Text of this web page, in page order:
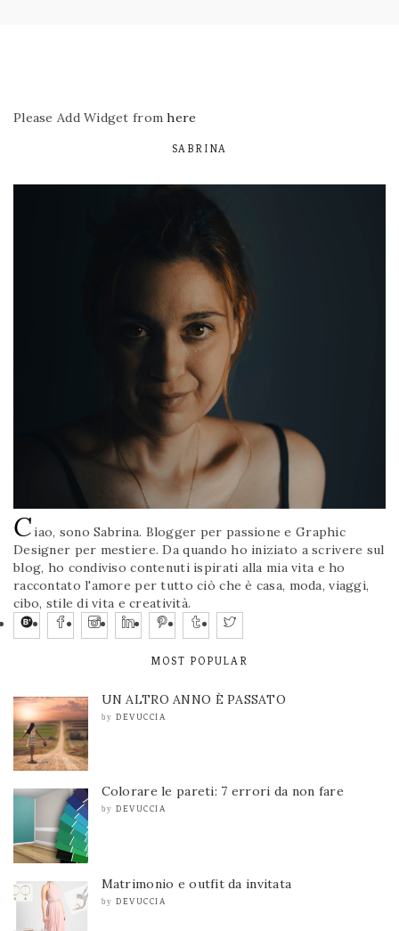
Please Add Widget fromhere
SABRINA
Ciao, sono Sabrina. Blogger per passione e Graphic
Designer per mestiere. Da quando ho iniziato a scrivere sul
blog, ho condiviso contenuti ispirati alla mia vita e ho
raccontato l'amore per tutto ciò che è casa, moda, viaggi,
cibo, stile di vita e creatività.
MOST POPULAR
UN ALTRO ANNO È PASSATO
by DEVUCCIA
Colorare le pareti: 7 errori da non fare
by DEVUCCIA
Matrimonio e outfit da invitata
by DEVUCCIA